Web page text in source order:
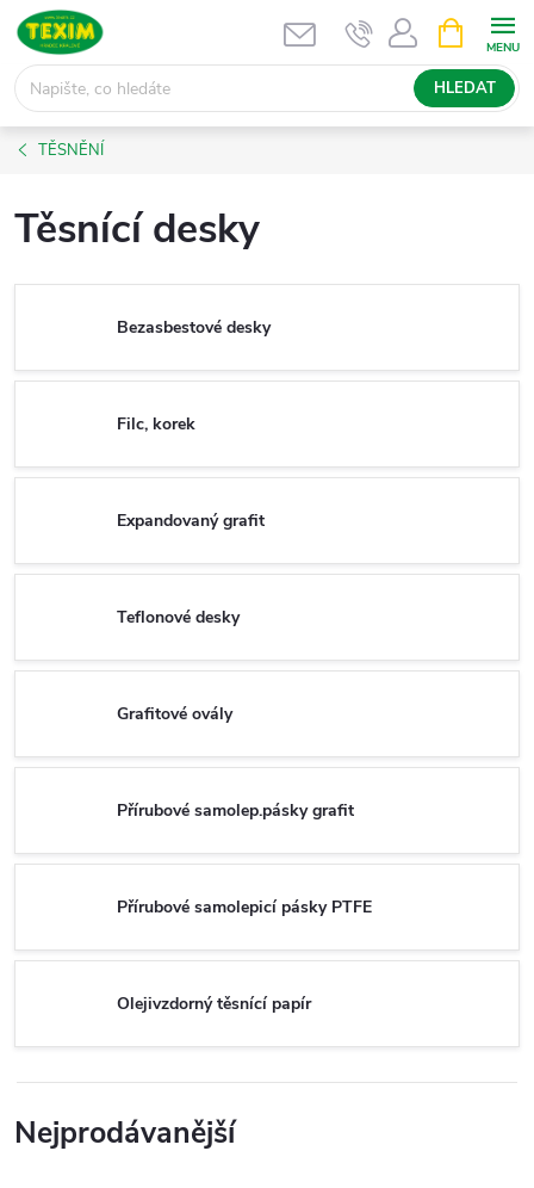
Přejít
obsah
HLEDAT
NÁKUPNÍ
KOŠÍK
TĚSNĚNÍ
Těsnící desky
Bezasbestové desky
Filc, korek
Expandovaný grafit
Teflonové desky
Grafitové ovály
Přírubové samolep.pásky grafit
Přírubové samolepicí pásky PTFE
Olejivzdorný těsnící papír
Nejprodávanější